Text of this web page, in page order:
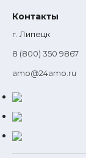
Контакты
г. Липецк
8 (800) 350 9867
amo@24amo.ru